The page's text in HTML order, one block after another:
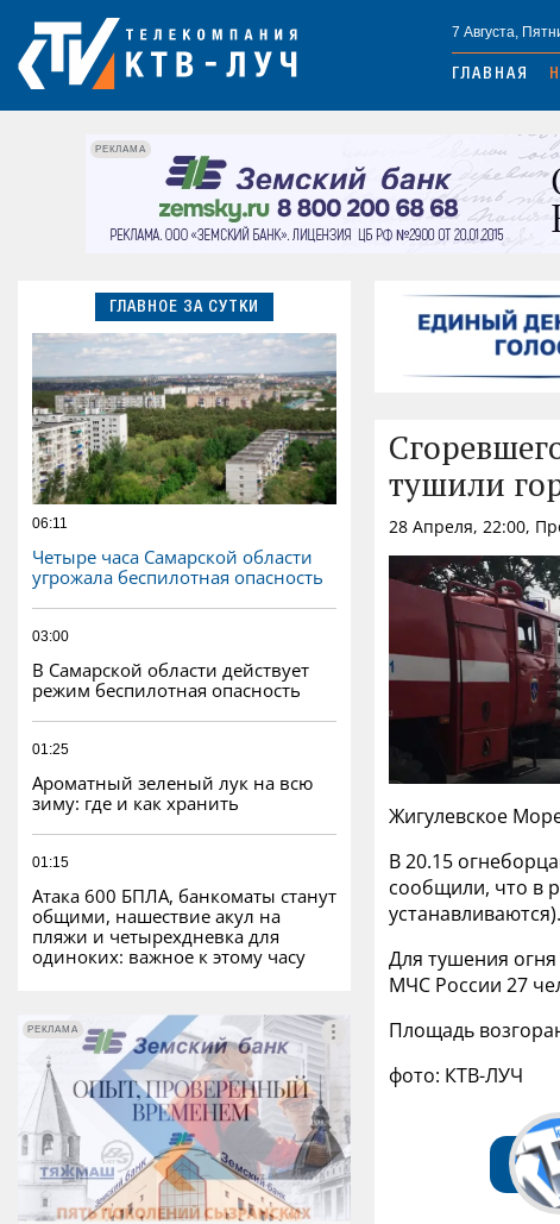
7 Августа,
ГЛАВНАЯ
РЕКЛАМА
ГЛАВНОЕ ЗА СУТКИ
06:11
Четыре часа Самарской области
угрожала беспилотная опасность
03:00
В Самарской области действует
режим беспилотная опасность
01:25
Ароматный зеленый лук на всю
зиму: где и как хранить
01:15
Атака 600 БПЛА, банкоматы станут
общими, нашествие акул на
пляжи и четырехдневка для
одиноких: важное к этому часу
РЕКЛАМА
РЕКЛАМА
тушили
28 Апреля, 22:00,
Жигулевское
В 20.15
сообщили, что в
устанавливаются).
Для тушения
МЧС России 27
Площадь
фото: КТВ-ЛУЧ